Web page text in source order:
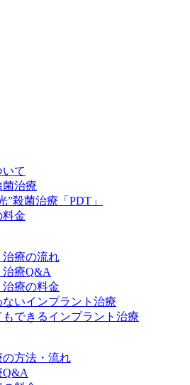
て
治療
”殺菌治療「PDT」
料金
治療の流れ
治療Q&A
療の料金
ないインプラント治療
できるインプラント治療
方法・流れ
Q&A